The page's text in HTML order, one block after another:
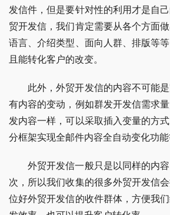
发信件，但是要针对性的利用才是自己
贸开发信，我们肯定需要从各个方面
语言、介绍类型、面向人群、排版等
且能转化客户的改变。
此外，外贸开发信的内容不可能是
有内容的变动，例如群发开发信需求量
发内容一样，可以采取插入变量的方
分框架实现全邮件内容全自动变化功能
外贸开发信一般只是以同样的内
次，所以我们收集的很多外贸开发信会
位好外贸开发信的收件群体，方便我